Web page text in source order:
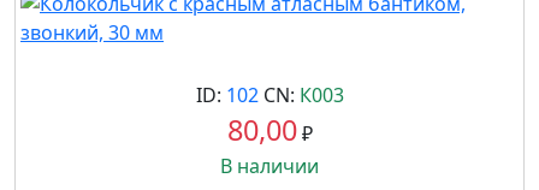
ID: 102CN: К003
80,00₽
В наличии